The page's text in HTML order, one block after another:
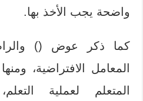
واضحة يجب الأخذ بها.
كما ذكر عوض ()
المعامل الافتراضية،
المتعلم لعملية